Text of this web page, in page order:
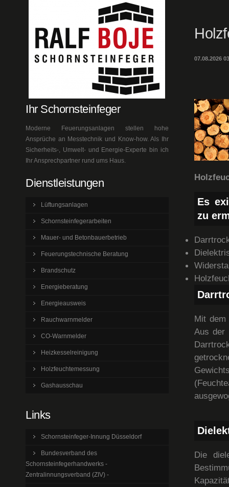
07.08.2026
Es
zu
Mit dem
Aus der
Die
Ihr Schornsteinfeger
Moderne Feuerungsanlagen stellen hohe
Ansprüche an Messtechnik und Know-how. Als Ihr
Sicherheits-, Umwelt- und Energie-Experte bin ich
Ihr Ansprechpartner rund ums Haus.
Dienstleistungen
Lüftungsanlagen
Schornsteinfegerarbeiten
Mauer- und Betonbauerbetrieb
Feuerungstechnische Beratung
Brandschutz
Energieberatung
Energieausweis
Rauchwarnmelder
CO-Warnmelder
Heizkesselreinigung
Holzfeuchtemessung
Gashausschau
Links
Schornsteinfeger-Innung Düsseldorf
Bundesverband des
Schornsteinfegerhandwerks -
Zentralinnungsverband (ZIV) -